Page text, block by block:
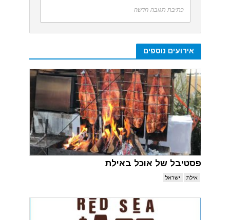
כתיבת תגובה חדשה
אירועים נוספים
פסטיבל של אוכל באילת
אילת ישראל